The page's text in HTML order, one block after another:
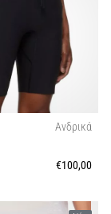
Ανδρικά
€100,00